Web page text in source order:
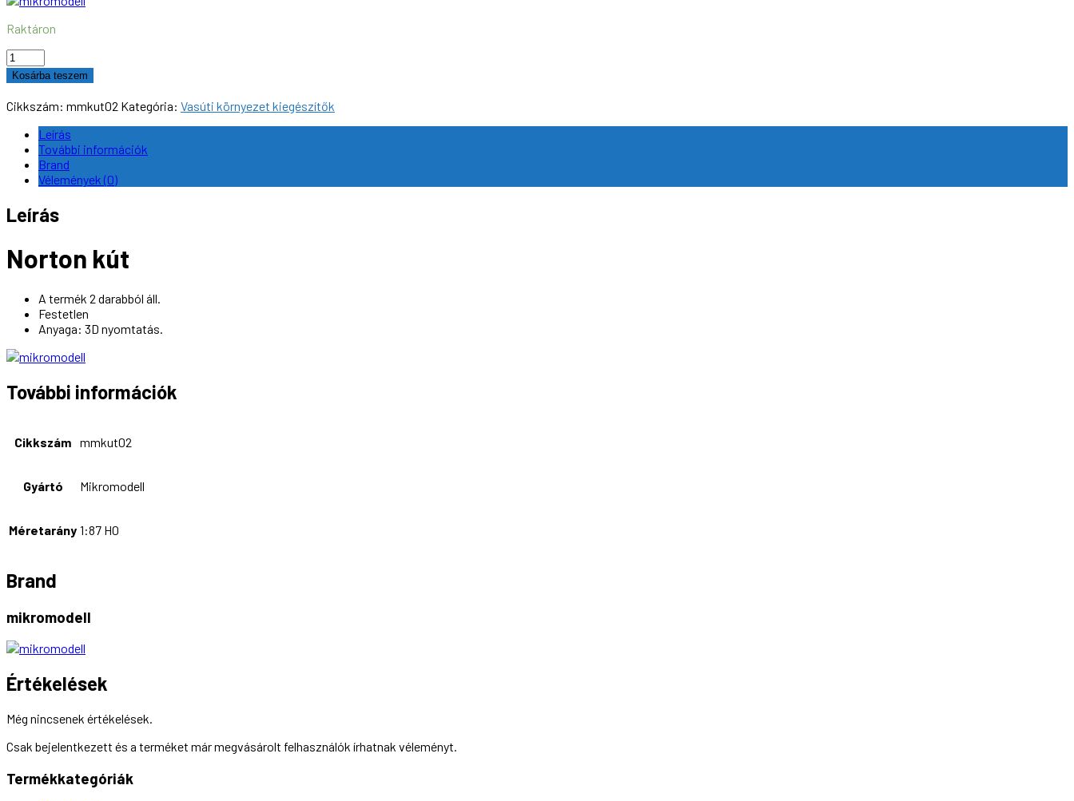
Raktáron
Mikromodell
Norton
kút,
1:87
(H0)
mennyiség
Kosárba teszem
Cikkszám: mmkut02 Kategória: Vasúti környezet kiegészítők
Leírás
További információk
Brand
Vélemények (0)
Leírás
Norton kút
A termék 2 darabból áll.
Festetlen
Anyaga: 3D nyomtatás.
További információk
Cikkszám mmkut02
Gyártó Mikromodell
Méretarány 1:87 H0
Brand
mikromodell
Értékelések
Még nincsenek értékelések.
Csak bejelentkezett és a terméket már megvásárolt felhasználók írhatnak véleményt.
Termékkategóriák